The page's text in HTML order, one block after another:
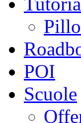
POI
Scuole